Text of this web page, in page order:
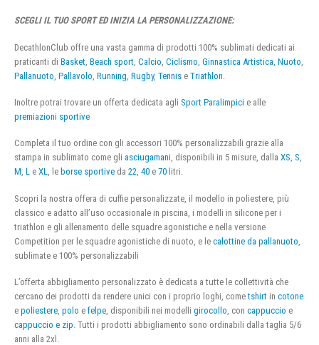
SCEGLI IL TUO SPORT ED INIZIA LA PERSONALIZZAZIONE:
DecathlonClub offre una vasta gamma di prodotti 100% sublimati dedicati ai
praticanti di Basket Beach sport Calcio Ciclismo Ginnastica Artistica Nuoto
Pallanuoto Pallavolo Running Rugby, Tennis e Triathlon
Inoltre potrai trovare un offerta dedicata agli Sport Paralimpici e alle
premiazioni sportive
Completa il tuo ordine con gli accessori 100% personalizzabili grazie alla
stampa in sublimato come gli asciugamani, disponibili in 5 misure, dalla XS, S,
M, L e XL, le borse sportive da 22, 40 e 70 litri.
Scopri la nostra offera di cuffie personalizzate, il modello in poliestere, più
classico e adatto all’uso occasionale in piscina, i modelli in silicone per i
triathlon e gli allenamento delle squadre agonistiche e nella versione
Competition per le squadre agonistiche di nuoto, e le calottine da pallanuoto
sublimate e 100% personalizzabili
L’offerta abbigliamento personalizzato è dedicata a tutte le collettività che
cercano dei prodotti da rendere unici con i proprio loghi, cometshirt in cotone
e poliestere polo e felpe , disponibili nei modelli girocollo , con cappuccio e
cappuccio e zip . Tutti i prodotti abbigliamento sono ordinabili dalla taglia 5/6
anni alla 2xl.